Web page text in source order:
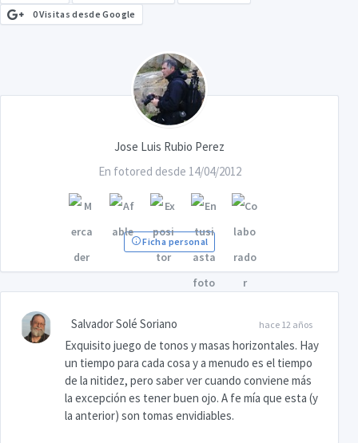
0 Visitas desde Google
Jose Luis Rubio Perez
En fotored desde 14/04/2012
Ficha personal
hace 12 años
Salvador Solé Soriano
Exquisito juego de tonos y masas horizontales. Hay
un tiempo para cada cosa y a menudo es el tiempo
de la nitidez, pero saber ver cuando conviene más
la excepción es tener buen ojo. A fe mía que esta (y
la anterior) son tomas envidiables.